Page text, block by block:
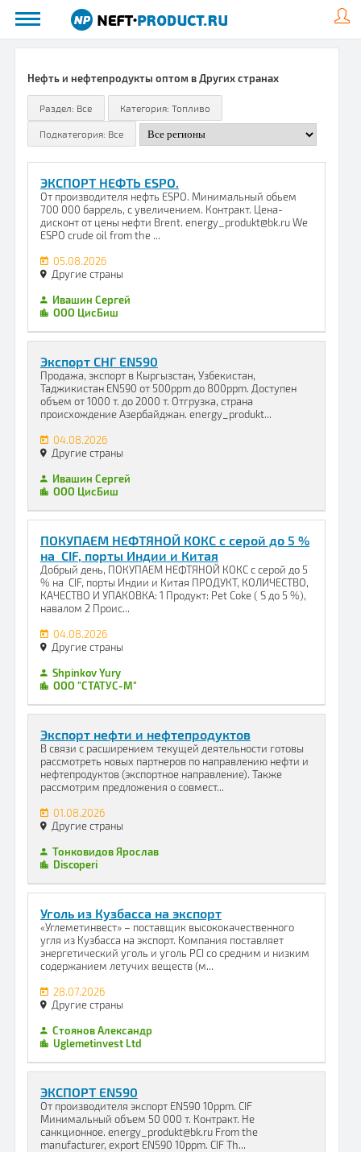
Нефть и нефтепродукты оптом в Других странах
ЭКСПОРТ НЕФТЬ ESPO.
От производителя нефть ESPO. Минимальный обьем
700 000 баррель, с увеличением. Контракт. Цена-
дисконт от цены нефти Brent. energy_produkt@bk.ru We
ESPO crude oil from the ...
05.08.2026
Другие страны
Ивашин Сергей
ООО ЦисБиш
Экспорт СНГ EN590
Продажа, экспорт в Кыргызстан, Узбекистан,
Таджикистан EN590 от 500ppm до 800ppm. Доступен
объем от 1000 т. до 2000 т. Отгрузка, страна
происхождение Азербайджан. energy_produkt...
04.08.2026
Другие страны
Ивашин Сергей
ООО ЦисБиш
ПОКУПАЕМ НЕФТЯНОЙ КОКС с серой до 5 %
на CIF, порты Индии и Китая
Добрый день, ПОКУПАЕМ НЕФТЯНОЙ КОКС с серой до 5
% на CIF, порты Индии и Китая ПРОДУКТ, КОЛИЧЕСТВО,
КАЧЕСТВО И УПАКОВКА: 1 Продукт: Pet Coke ( S до 5 %),
навалом 2 Проис...
04.08.2026
Другие страны
Shpinkov Yury
ООО "СТАТУС-М"
Экспорт нефти и нефтепродуктов
В связи с расширением текущей деятельности готовы
рассмотреть новых партнеров по направлению нефти и
нефтепродуктов (экспортное направление). Также
рассмотрим предложения о совмест...
01.08.2026
Другие страны
Тонковидов Ярослав
Discoperi
Уголь из Кузбасса на экспорт
«Углеметинвест» – поставщик высококачественного
угля из Кузбасса на экспорт. Компания поставляет
энергетический уголь и уголь PCI со средним и низким
содержанием летучих веществ (м...
28.07.2026
Другие страны
Стоянов Александр
Uglemetinvest Ltd
ЭКСПОРТ EN590
От производителя экспорт EN590 10ppm. CIF
Минимальный объем 50 000 т. Контракт. Не
санкционное. energy_produkt@bk.ru From the
manufacturer, export EN590 10ppm. CIF Th...